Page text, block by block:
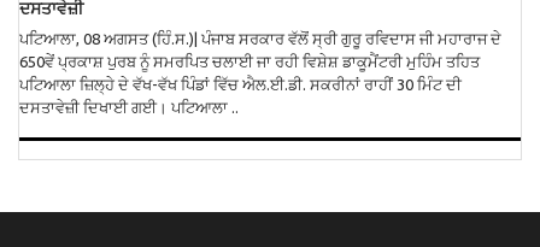
ਦਸਤਾਵੇਜ਼ੀ
ਪਟਿਆਲਾ, 08 ਅਗਸਤ (ਹਿੰ.ਸ.)| ਪੰਜਾਬ ਸਰਕਾਰ ਵੱਲੋਂ ਸ੍ਰੀ ਗੁਰੂ ਰਵਿਦਾਸ ਜੀ ਮਹਾਰਾਜ ਦੇ
650ਵੇਂ ਪ੍ਰਕਾਸ਼ ਪੁਰਬ ਨੂੰ ਸਮਰਪਿਤ ਚਲਾਈ ਜਾ ਰਹੀ ਵਿਸ਼ੇਸ਼ ਡਾਕੂਮੈਂਟਰੀ ਮੁਹਿੰਮ ਤਹਿਤ
ਪਟਿਆਲਾ ਜ਼ਿਲ੍ਹੇ ਦੇ ਵੱਖ-ਵੱਖ ਪਿੰਡਾਂ ਵਿੱਚ ਐਲ.ਈ.ਡੀ. ਸਕਰੀਨਾਂ ਰਾਹੀਂ 30 ਮਿੰਟ ਦੀ
ਦਸਤਾਵੇਜ਼ੀ ਦਿਖਾਈ ਗਈ। ਪਟਿਆਲਾ ..